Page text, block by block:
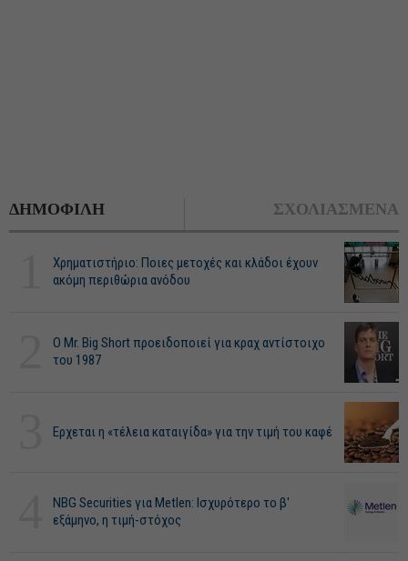
ΔΗΜΟΦΙΛΗ ΣΧΟΛΙΑΣΜΕΝΑ
Χρηματιστήριο: Ποιες μετοχές και κλάδοι έχουν
ακόμη περιθώρια ανόδου
O Mr. Big Short προειδοποιεί για κραχ αντίστοιχο
του 1987
Ερχεται η «τέλεια καταιγίδα» για την τιμή του καφέ
NBG Securities για Metlen: Ισχυρότερο το β'
εξάμηνο, η τιμή-στόχος